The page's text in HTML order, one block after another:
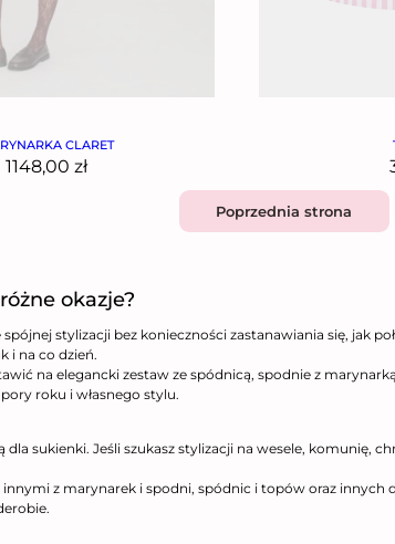
CLARET
1148,00 zł
Poprzednia strona
okazje?
stylizacji bez konieczności zastanawiania się, jak
i na co dzień.
na elegancki zestaw ze spódnicą, spodnie z
roku i własnego stylu.
sukienki. Jeśli szukasz stylizacji na wesele, komunię,
z marynarek i spodni, spódnic i topów oraz